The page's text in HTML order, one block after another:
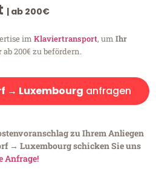
| ab 200€
im Klaviertransport, um Ihr
ab 200€ zu befördern.
→ Luxembourg anfragen
zu Ihrem Anliegen
→ Luxembourg schicken Sie uns
Anfrage!